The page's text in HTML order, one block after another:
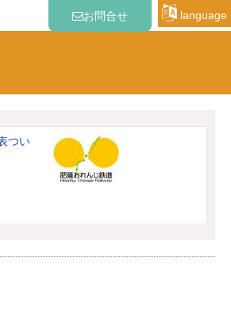
お問合せ language
つい